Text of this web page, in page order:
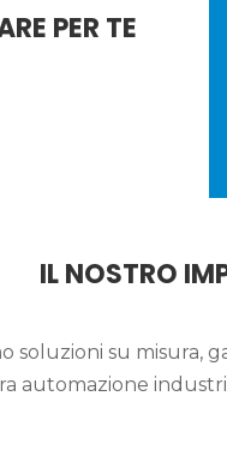
PER TE
IL NOSTRO
soluzioni su
automazione